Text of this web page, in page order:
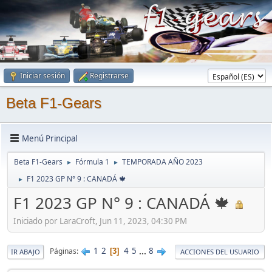
Iniciar sesión Registrarse
Beta F1-Gears
Menú Principal
Beta F1-Gears ► Fórmula 1 ► TEMPORADA AÑO 2023
► F1 2023 GP N° 9 : CANADÁ 🍁
F1 2023 GP N° 9 : CANADÁ 🍁
Iniciado por LaraCroft, Jun 11, 2023, 04:30 PM
IR ABAJO Páginas 1 2 3 4 5 ... 8 ACCIONES DEL USUARIO